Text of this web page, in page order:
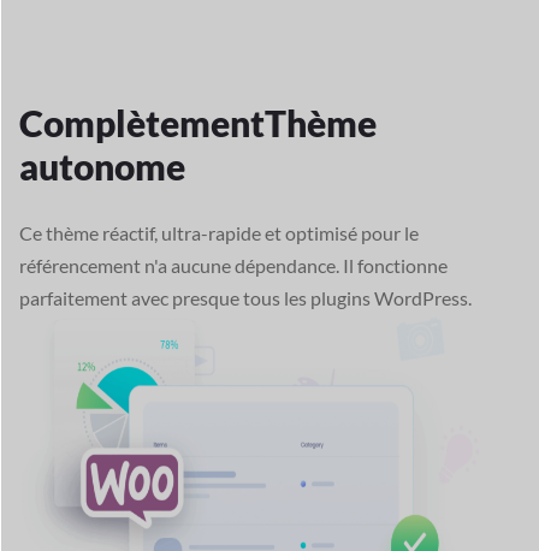
ComplètementThème
autonome
Ce thème réactif, ultra-rapide et optimisé pour le
référencement n'a aucune dépendance. Il fonctionne
parfaitement avec presque tous les plugins WordPress.